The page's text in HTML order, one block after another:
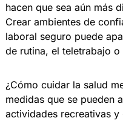
hacen que sea aún más
Crear ambientes de
laboral seguro puede
de rutina, el teletrabajo
¿Cómo cuidar la salud
medidas que se pueden
actividades recreativas